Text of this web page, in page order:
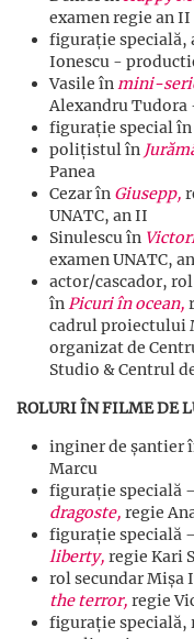
examen regie an II
figurație specială,
Ionescu -
Vasile înmini-
Alexandru
figurație special în
polițistul în
Panea
Cezar în Giusepp,
UNATC, an II
Sinulescu în
examen UNATC,
actor/cascador,
înPicuri în ocean,
cadrul proiectului
organizat de
Studio & Centrul
ROLURI ÎN FILME DE
inginer de șantier
Marcu
figurație specială
dragoste, regie
figurație specială
liberty, regie Kari
rol secundar Mișa
the terror, regie
figurație specială,